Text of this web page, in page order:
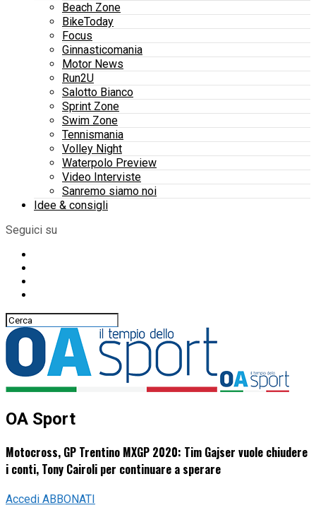
Beach Zone
BikeToday
Focus
Ginnasticomania
Motor News
Run2U
Salotto Bianco
Sprint Zone
Swim Zone
Tennismania
Volley Night
Waterpolo Preview
Video Interviste
Sanremo siamo noi
Idee & consigli
Seguici su
OA Sport
Motocross, GP Trentino MXGP 2020: Tim Gajser vuole chiudere
i conti, Tony Cairoli per continuare a sperare
Accedi ABBONATI